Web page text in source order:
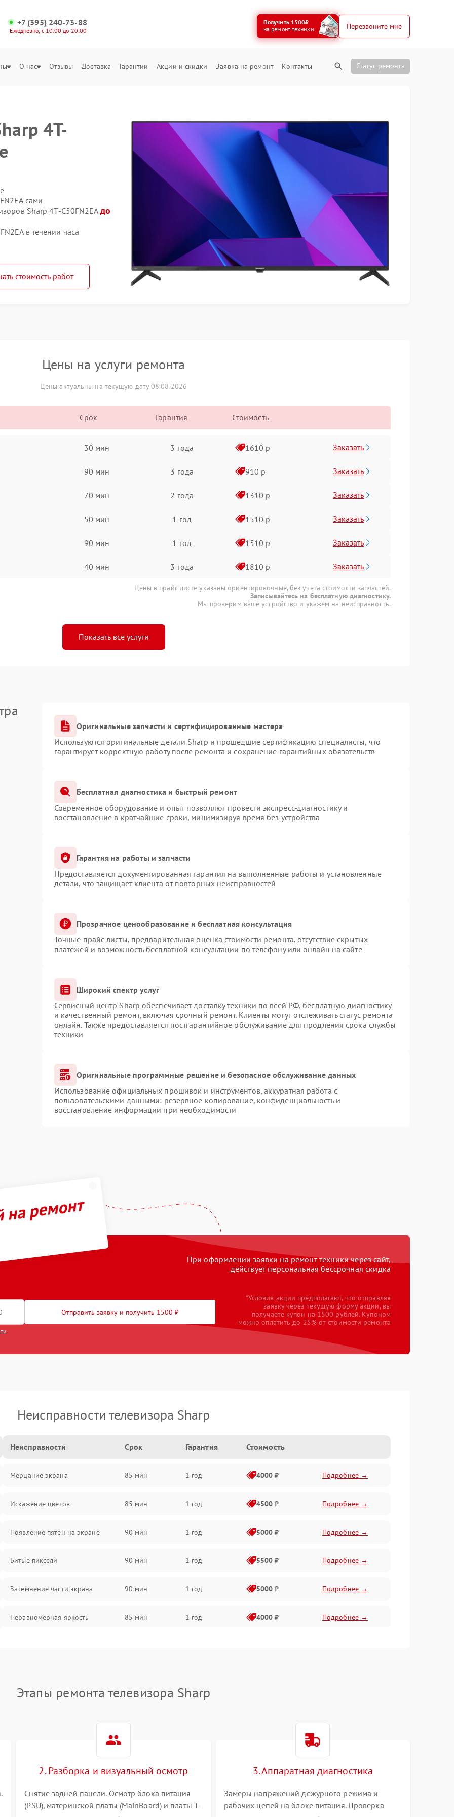
+7 (395) 240-73-88
Ежедневно, с 10:00 до 20:00
Получить 1500₽
на ремонт техники
Перезвоните мне
О нас Отзывы Доставка Гарантии Акции и скидки Заявка на ремонт Контакты Статус ремонта
4T-
сами
Sharp 4T-C50FN2EA до
в течении часа
стоимость работ
Цены на услуги ремонта
Цены актуальны на текущую дату 08.08.2026
Срок Гарантия Стоимость
30 мин 3 года 1610 р Заказать
90 мин 3 года 910 р Заказать
70 мин 2 года 1310 р Заказать
50 мин 1 год 1510 р Заказать
90 мин 1 год 1510 р Заказать
40 мин 3 года 1810 р Заказать
Цены в прайс-листе указаны ориентировочные, без учета стоимости запчастей.
Записывайтесь на бесплатную диагностику.
Мы проверим ваше устройство и укажем на неисправность.
Показать все услуги
Оригинальные запчасти и сертифицированные мастера
Используются оригинальные детали Sharp и прошедшие сертификацию специалисты, что
гарантирует корректную работу после ремонта и сохранение гарантийных обязательств
Бесплатная диагностика и быстрый ремонт
Современное оборудование и опыт позволяют провести экспресс-диагностику и
восстановление в кратчайшие сроки, минимизируя время без устройства
Гарантия на работы и запчасти
Предоставляется документированная гарантия на выполненные работы и установленные
детали, что защищает клиента от повторных неисправностей
Прозрачное ценообразование и бесплатная консультация
Точные прайс-листы, предварительная оценка стоимости ремонта, отсутствие скрытых
платежей и возможность бесплатной консультации по телефону или онлайн на сайте
Широкий спектр услуг
Сервисный центр Sharp обеспечивает доставку техники по всей РФ, бесплатную диагностику
и качественный ремонт, включая срочный ремонт. Клиенты могут отслеживать статус ремонта
онлайн. Также предоставляется постгарантийное обслуживание для продления срока службы
техники
Оригинальные программные решение и безопасное обслуживание данных
Использование официальных прошивок и инструментов, аккуратная работа с
пользовательскими данными: резервное копирование, конфиденциальность и
восстановление информации при необходимости
ремонт
При оформлении заявки на ремонт техники через сайт,
действует персональная бессрочная скидка
Отправить заявку и получить 1500 ₽
*Условия акции предполагают, что отправляя
заявку через текущую форму акции, вы
получаете купон на 1500 рублей. Купоном
можно оплатить до 25% от стоимости ремонта
Неисправности телевизора Sharp
Неисправности Срок Гарантия Стоимость
Мерцание экрана 85 мин 1 год 4000 ₽ Подробнее →
Искажение цветов 85 мин 1 год 4500 ₽ Подробнее →
Появление пятен на экране 90 мин 1 год 5000 ₽ Подробнее →
Битые пиксели 90 мин 1 год 5500 ₽ Подробнее →
Затемнение части экрана 90 мин 1 год 5000 ₽ Подробнее →
Неравномерная яркость 85 мин 1 год 4000 ₽ Подробнее →
Этапы ремонта телевизора Sharp
2. Разборка и визуальный осмотр
Снятие задней панели. Осмотр блока питания
(PSU), материнской платы (MainBoard) и платы T-
3. Аппаратная диагностика
Замеры напряжений дежурного режима и
рабочих цепей на блоке питания. Проверка